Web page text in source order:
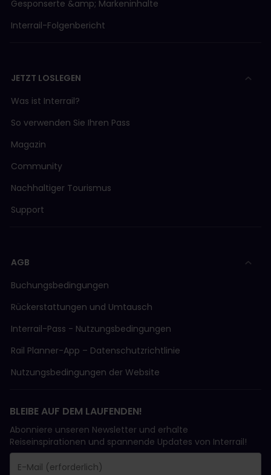
Gesponserte &amp; Markeninhalte
Interrail-Folgenbericht
JETZT LOSLEGEN
Was ist Interrail?
So verwenden Sie Ihren Pass
Magazin
Community
Nachhaltiger Tourismus
Support
AGB
Buchungsbedingungen
Rückerstattungen und Umtausch
Interrail-Pass - Nutzungsbedingungen
Rail Planner-App – Datenschutzrichtlinie
Nutzungsbedingungen der Website
BLEIBE AUF DEM LAUFENDEN!
Abonniere unseren Newsletter und erhalte
Reiseinspirationen und spannende Updates von Interrail!